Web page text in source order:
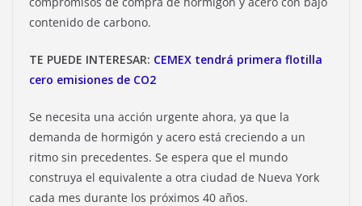
contenido de carbono.
TE PUEDE INTERESAR: CEMEX tendrá primera flotilla
cero emisiones de CO2
Se necesita una acción urgente ahora, ya que la
demanda de hormigón y acero está creciendo a un
ritmo sin precedentes. Se espera que el mundo
construya el equivalente a otra ciudad de Nueva York
cada mes durante los próximos 40 años.